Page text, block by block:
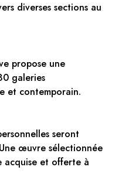
diverses sections au
propose une
galeries
et contemporain.
seront
œuvre sélectionnée
acquise et offerte à